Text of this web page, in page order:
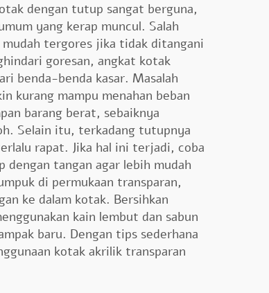
dengan tutup sangat berguna,
yang kerap muncul. Salah
mudah tergores jika tidak ditangani
goresan, angkat kotak
benda-benda kasar. Masalah
kurang mampu menahan beban
barang berat, sebaiknya
Selain itu, terkadang tutupnya
rapat. Jika hal ini terjadi, coba
tangan agar lebih mudah
di permukaan transparan,
ke dalam kotak. Bersihkan
kain lembut dan sabun
baru. Dengan tips sederhana
kotak akrilik transparan